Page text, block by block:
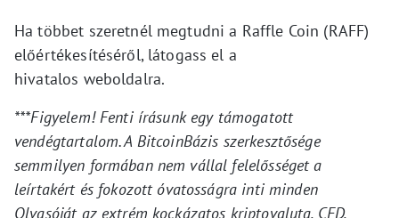
Ha többet szeretnél megtudni a Raffle Coin (RAFF)
előértékesítéséről, látogass el a
hivatalos weboldalra.
***Figyelem! Fenti írásunk egy támogatott
vendégtartalom. A BitcoinBázis szerkesztősége
semmilyen formában nem vállal felelősséget a
leírtakért és fokozott óvatosságra inti minden
Olvasóját az extrém kockázatos kriptovaluta, CFD,